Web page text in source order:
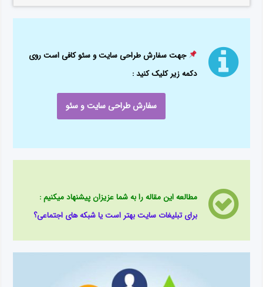
جهت سفارش طراحی سایت و سئو کافی است روی
دکمه زیر کلیک کنید :
سفارش طراحی سایت و سئو
مطالعه این مقاله را به شما عزیزان پیشنهاد میکنیم :
برای تبلیغات سایت بهتر است یا شبکه های اجتماعی؟